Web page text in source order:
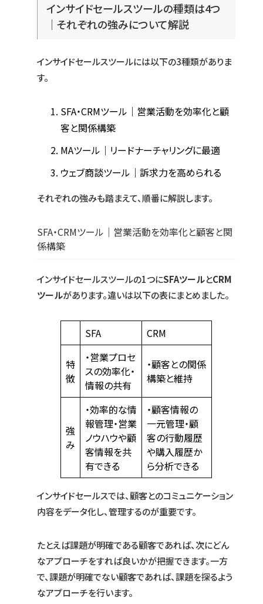
インサイドセールスツールの種類は4つ
｜それぞれの強みについて解説
インサイドセールスツールには以下の3種類がありま
す。
SFA・CRMツール｜営業活動を効率化と顧
客と関係構築
MAツール｜リードナーチャリングに最適
ウェブ商談ツール｜訴求力を高められる
それぞれの強みも踏まえて、順番に解説します。
SFA・CRMツール｜営業活動を効率化と顧客と関
係構築
インサイドセールスツールの1つにSFAツールとCRM
ツールがあります。違いは以下の表にまとめました。
SFA CRM
特
徴
・営業プロセ
スの効率化・
情報の共有
・顧客との関係
構築と維持
強
み
・効率的な情
報管理・営業
ノウハウや顧
客情報を共
有できる
・顧客情報の
一元管理・顧
客の行動履歴
や購入履歴か
ら分析できる
インサイドセールスでは、顧客とのコミュニケーション
内容をデータ化し、管理するのが重要です。
たとえば課題が明確である顧客であれば、次にどん
なアプローチをすれば良いかが把握できます。一方
で、課題が明確でない顧客であれば、課題を探るよう
なアプローチを行います。